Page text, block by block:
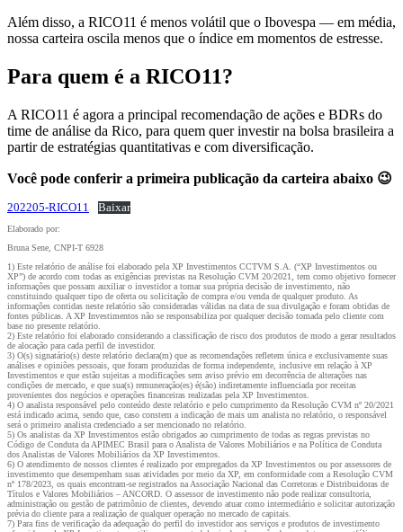
Além disso, a RICO11 é menos volátil que o Ibovespa — em média,
nossa carteira oscila menos que o índice em momentos de estresse.
Para quem é a RICO11?
A RICO11 é agora a principal recomendação de ações e BDRs do
time de análise da Rico, para quem quer investir na bolsa brasileira a
partir de estratégias quantitativas e com diversificação.
Você pode conferir a primeira publicação da carteira abaixo 😉
202205-RICO11 Baixar
Elaborado por:
Bruna Sene, CNPI-T 6928
1) Este relatório de análise foi elaborado pela XP Investimentos CCTVM S.A. (“XP Investimentos ou
XP”) de acordo com todas as exigências previstas na Resolução CVM 20/2021, tem como objetivo fornecer
informações que possam auxiliar o investidor a tomar sua própria decisão de investimento, não
constituindo qualquer tipo de oferta ou solicitação de compra e/ou venda de qualquer produto. As
informações contidas neste relatório são consideradas válidas na data de sua divulgação e foram obtidas de
fontes públicas. A XP Investimentos não se responsabiliza por qualquer decisão tomada pelo cliente com
base no presente relatório.
2) Este relatório foi elaborado considerando a classificação de risco dos produtos de modo a gerar resultados
de alocação para cada perfil de investidor.
3) O(s) signatário(s) deste relatório declara(m) que as recomendações refletem única e exclusivamente suas
análises e opiniões pessoais, que foram produzidas de forma independente, inclusive em relação à XP
Investimentos e que estão sujeitas a modificações sem aviso prévio em decorrência de alterações nas
condições de mercado, e que sua(s) remuneração(es) é(são) indiretamente influenciada por receitas
provenientes dos negócios e operações financeiras realizadas pela XP Investimentos.
4) O analista responsável pelo conteúdo deste relatório e pelo cumprimento da Resolução CVM nº 20/2021
está indicado acima, sendo que, caso constem a indicação de mais um analista no relatório, o responsável
será o primeiro analista credenciado a ser mencionado no relatório.
5) Os analistas da XP Investimentos estão obrigados ao cumprimento de todas as regras previstas no
Código de Conduta da APIMEC Brasil para o Analista de Valores Mobiliários e na Política de Conduta
dos Analistas de Valores Mobiliários da XP Investimentos.
6) O atendimento de nossos clientes é realizado por empregados da XP Investimentos ou por assessores de
investimento que desempenham suas atividades por meio da XP, em conformidade com a Resolução CVM
nº 178/2023, os quais encontram-se registrados na Associação Nacional das Corretoras e Distribuidoras de
Títulos e Valores Mobiliários – ANCORD. O assessor de investimento não pode realizar consultoria,
administração ou gestão de patrimônio de clientes, devendo atuar como intermediário e solicitar autorização
prévia do cliente para a realização de qualquer operação no mercado de capitais.
7) Para fins de verificação da adequação do perfil do investidor aos serviços e produtos de investimento